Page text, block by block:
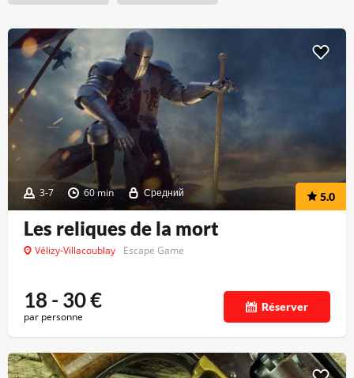
3-7 60 min Средний 5.0
Les reliques de la mort
Vélizy-Villacoublay Escape Game
18 - 30€
par personne
Réserver